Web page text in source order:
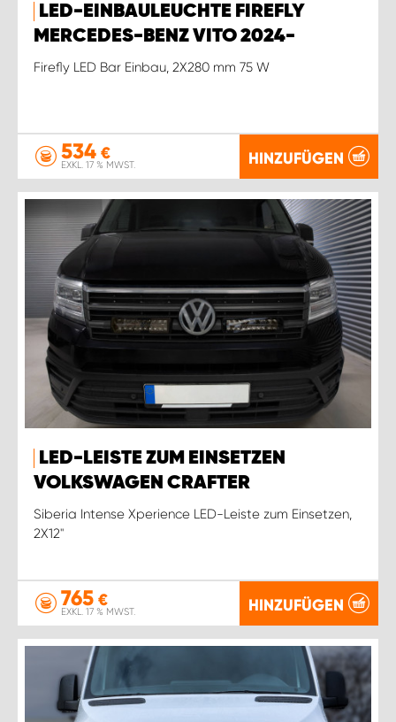
LED-EINBAULEUCHTE FIREFLY
MERCEDES-BENZ VITO 2024-
Firefly LED Bar Einbau, 2X280 mm 75 W
534 €
EXKL. 17 % MWST. HINZUFÜGEN
LED-LEISTE ZUM EINSETZEN
VOLKSWAGEN CRAFTER
Siberia Intense Xperience LED-Leiste zum Einsetzen,
2X12''
765 €
EXKL. 17 % MWST. HINZUFÜGEN